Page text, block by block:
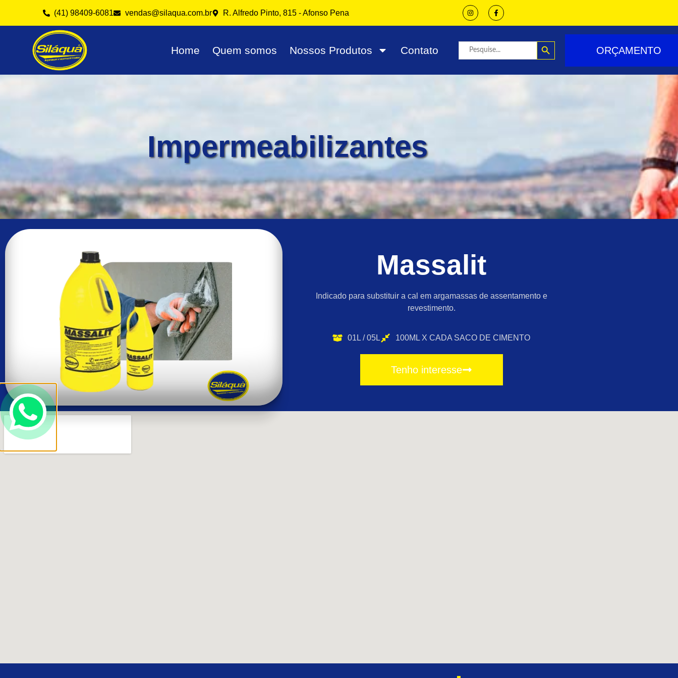
(41) 98409-6081 vendas@silaqua.com.br R. Alfredo Pinto, 815 - Afonso Pena
Home Quem somos Nossos Produtos Contato
Search
for:
Search Button
ORÇAMENTO
Impermeabilizantes
Massalit
Indicado para substituir a cal em argamassas de assentamento e
revestimento.
01L / 05L 100ML X CADA SACO DE CIMENTO
Tenho interesse